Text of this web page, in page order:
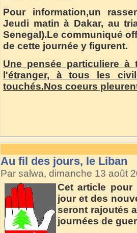
Pour information,un
Jeudi matin à Dakar, au
Senegal).Le communiqué
de cette journée y figurent.
Une pensée particuliere
l'étranger, à tous les
touchés.Nos coeurs
Au fil des jours, le Liban
Par salwa, dimanche 13 août
Cet article pour
jour et des
seront rajoutés
journées de